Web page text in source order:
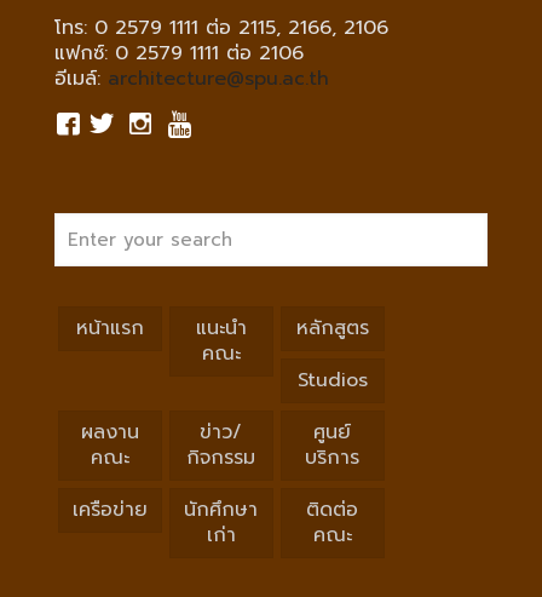
โทร: 0 2579 1111 ต่อ 2115, 2166, 2106
แฟกซ์: 0 2579 1111 ต่อ 2106
อีเมล์: architecture@spu.ac.th
หน้าแรก
แนะนำ
คณะ
หลักสูตร
Studios
ผลงาน
คณะ
ข่าว/
กิจกรรม
ศูนย์
บริการ
เครือข่าย
นักศึกษา
เก่า
ติดต่อ
คณะ